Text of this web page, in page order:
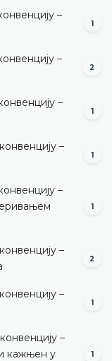
–
1
–
2
–
1
–
1
–
1
–
2
–
1
–
кажњен у
1